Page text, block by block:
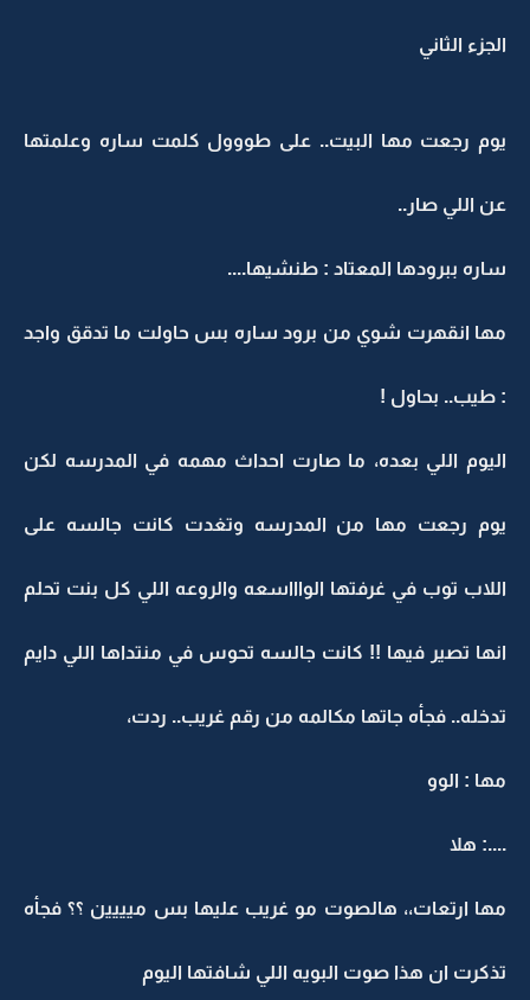
الجزء الثاني
يوم رجعت مها البيت.. على طووول كلمت ساره وعلمتها
عن اللي صار..
ساره ببرودها المعتاد : طنشيها....
مها انقهرت شوي من برود ساره بس حاولت ما تدقق واجد
: طيب.. بحاول !
اليوم اللي بعده، ما صارت احداث مهمه في المدرسه لكن
يوم رجعت مها من المدرسه وتغدت كانت جالسه على
اللاب توب في غرفتها الواااسعه والروعه اللي كل بنت تحلم
انها تصير فيها !! كانت جالسه تحوس في منتداها اللي دايم
تدخله.. فجأه جاتها مكالمه من رقم غريب.. ردت،
مها : الوو
....: هلا
مها ارتعات،، هالصوت مو غريب عليها بس ميييين ؟؟ فجأه
تذكرت ان هذا صوت البويه اللي شافتها اليوم